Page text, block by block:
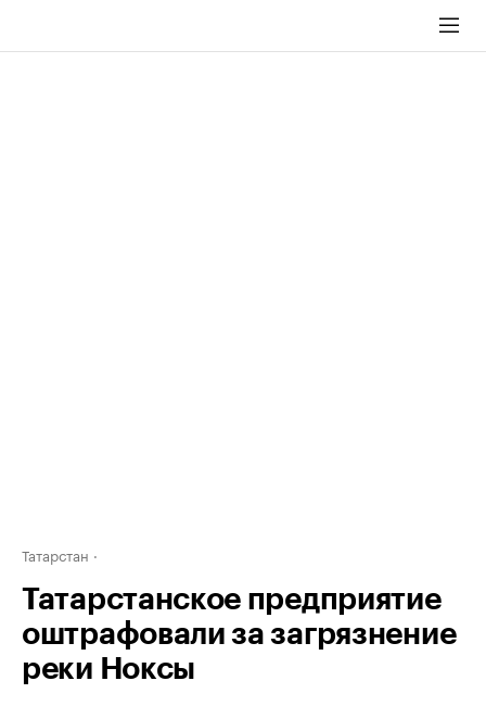
Татарстан
Татарстанское предприятие
оштрафовали за загрязнение
реки Ноксы